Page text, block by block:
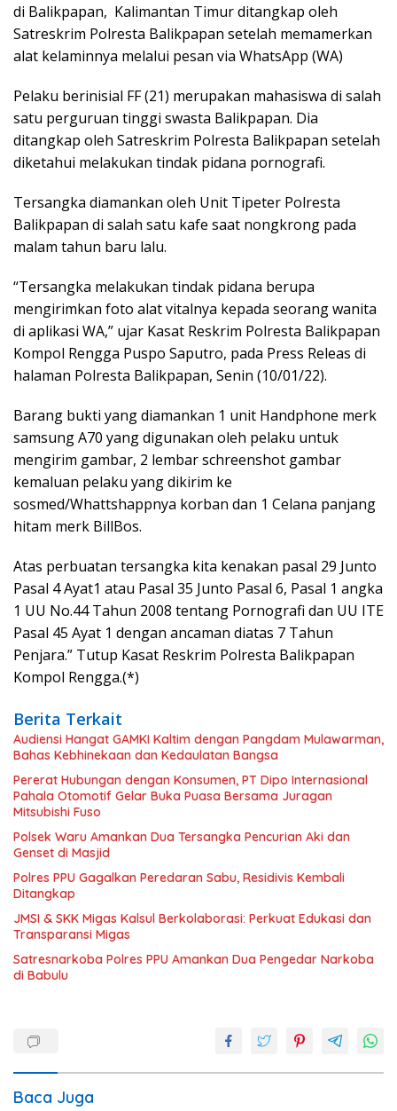
di Balikpapan, Kalimantan Timur ditangkap oleh
Satreskrim Polresta Balikpapan setelah memamerkan
alat kelaminnya melalui pesan via WhatsApp (WA)
Pelaku berinisial FF (21) merupakan mahasiswa di salah
satu perguruan tinggi swasta Balikpapan. Dia
ditangkap oleh Satreskrim Polresta Balikpapan setelah
diketahui melakukan tindak pidana pornografi.
Tersangka diamankan oleh Unit Tipeter Polresta
Balikpapan di salah satu kafe saat nongkrong pada
malam tahun baru lalu.
“Tersangka melakukan tindak pidana berupa
mengirimkan foto alat vitalnya kepada seorang wanita
di aplikasi WA,” ujar Kasat Reskrim Polresta Balikpapan
Kompol Rengga Puspo Saputro, pada Press Releas di
halaman Polresta Balikpapan, Senin (10/01/22).
Barang bukti yang diamankan 1 unit Handphone merk
samsung A70 yang digunakan oleh pelaku untuk
mengirim gambar, 2 lembar schreenshot gambar
kemaluan pelaku yang dikirim ke
sosmed/Whattshappnya korban dan 1 Celana panjang
hitam merk BillBos.
Atas perbuatan tersangka kita kenakan pasal 29 Junto
Pasal 4 Ayat1 atau Pasal 35 Junto Pasal 6, Pasal 1 angka
1 UU No.44 Tahun 2008 tentang Pornografi dan UU ITE
Pasal 45 Ayat 1 dengan ancaman diatas 7 Tahun
Penjara.” Tutup Kasat Reskrim Polresta Balikpapan
Kompol Rengga.(*)
Berita Terkait
Audiensi Hangat GAMKI Kaltim dengan Pangdam Mulawarman,
Bahas Kebhinekaan dan Kedaulatan Bangsa
Pererat Hubungan dengan Konsumen, PT Dipo Internasional
Pahala Otomotif Gelar Buka Puasa Bersama Juragan
Mitsubishi Fuso
Polsek Waru Amankan Dua Tersangka Pencurian Aki dan
Genset di Masjid
Polres PPU Gagalkan Peredaran Sabu, Residivis Kembali
Ditangkap
JMSI & SKK Migas Kalsul Berkolaborasi: Perkuat Edukasi dan
Transparansi Migas
Satresnarkoba Polres PPU Amankan Dua Pengedar Narkoba
di Babulu
Baca Juga